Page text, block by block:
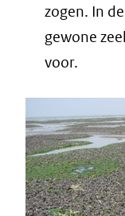
zogen. In
gewone
voor.